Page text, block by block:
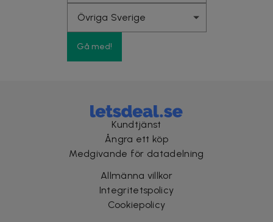
Gå med!
Kundtjänst
Ångra ett köp
Medgivande för datadelning
Allmänna villkor
Integritetspolicy
Cookiepolicy